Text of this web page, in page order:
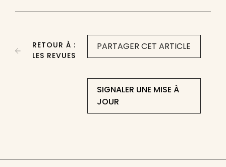
PARTAGER CET ARTICLE
SIGNALER UNE MISE À
JOUR
RETOUR À :
LES REVUES